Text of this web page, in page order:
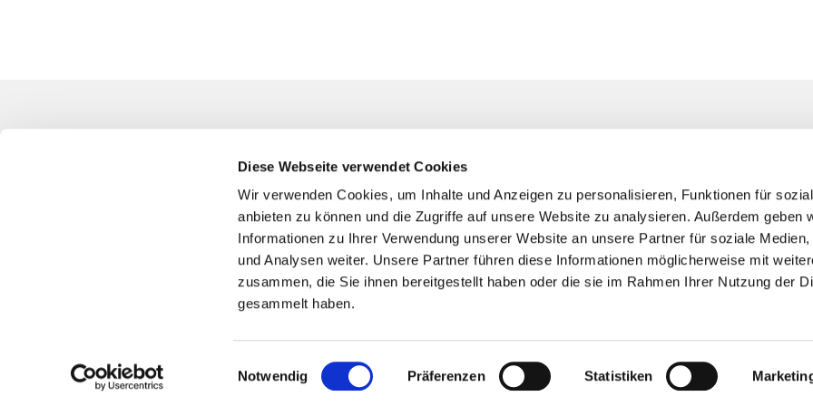
Diese Webseite verwendet Cookies
Wir verwenden Cookies, um Inhalte und Anzeigen zu personalisieren, Funktionen für
anbieten zu können und die Zugriffe auf unsere Website zu analysieren. Außerdem geben
Informationen zu Ihrer Verwendung unserer Website an unsere Partner für soziale Medien,
und Analysen weiter. Unsere Partner führen diese Informationen möglicherweise mit
zusammen, die Sie ihnen bereitgestellt haben oder die sie im Rahmen Ihrer Nutzung der
gesammelt haben.
Einwilligungsauswahl
Notwendig Präferenzen Statistiken
Evangelische Kirchengemeinde Bochum
Südwest
Blumenfeldstraße 4 . 44795 Bochum0234
94344-0
bo-kg-bochum-suedwest@ekvw.de
Bankverbindung und
Spendenkonto
IBANDE75 4305 0001 0044 4387 11
Sparkasse Bochum
persönliches Anliegen, bei der
Taufen, kirchlichen Trauungen
Begleitung in Trauersituationen ...